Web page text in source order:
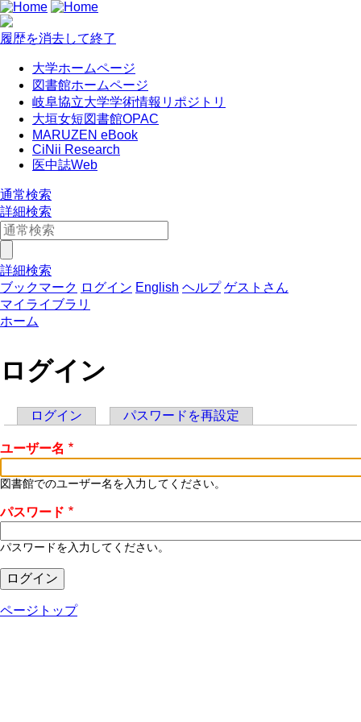
履歴を消去して終了
大学ホームページ
図書館ホームページ
岐阜協立大学学術情報リポジトリ
大垣女短図書館OPAC
MARUZEN eBook
CiNii Research
医中誌Web
通常検索
詳細検索
詳細検索
ブックマーク ログイン English ヘルプ ゲストさん
マイライブラリ
ホーム
ログイン
ラ
イ
マ
リ
ー
タ
ブ
ログイン (アクティブなタブ)
パスワードを再設定
ユーザー名
図書館でのユーザー名を入力してください。
パスワード
パスワードを入力してください。
ページトップ